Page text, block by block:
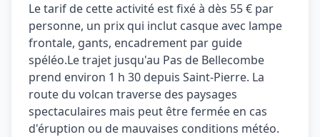
Le tarif de cette activité est fixé à dès 55 € par
personne, un prix qui inclut casque avec lampe
frontale, gants, encadrement par guide
spéléo.Le trajet jusqu'au Pas de Bellecombe
prend environ 1 h 30 depuis Saint-Pierre. La
route du volcan traverse des paysages
spectaculaires mais peut être fermée en cas
d'éruption ou de mauvaises conditions météo.